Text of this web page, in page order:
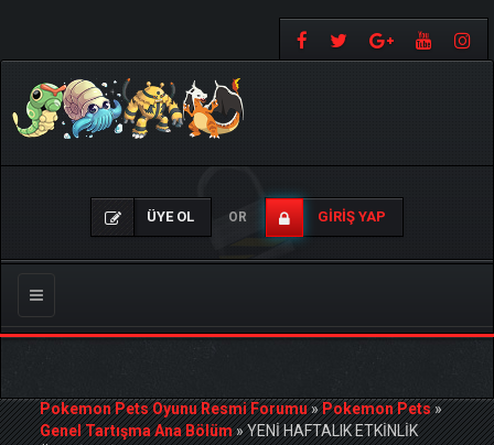
ÜYE OL OR GIRIŞ YAP
Gezinmeyi
Değiştir
Pokemon Pets Oyunu Resmi Forumu»Pokemon Pets»
Genel Tartışma Ana Bölüm»YENİ HAFTALIK ETKİNLİK